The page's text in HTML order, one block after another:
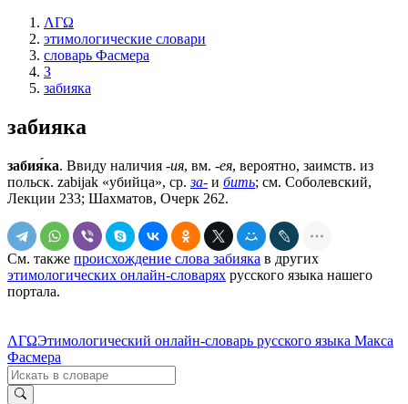
ΛΓΩ
этимологические словари
словарь Фасмера
З
забияка
забияка
забия́ка. Ввиду наличия -ия, вм. -ея, вероятно, заимств. из
польск. zabijak «убийца», ср.за- и бить; см. Соболевский,
Лекции 233; Шахматов, Очерк 262.
См. также происхождение слова забияка в других
этимологических онлайн-словарях русского языка нашего
портала.
ΛΓΩЭтимологический онлайн-словарь русского языка Макса
Фасмера